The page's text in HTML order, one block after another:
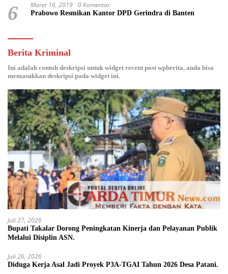
6 Maret 16, 2019 0 Komentar
Prabowo Resmikan Kantor DPD Gerindra di Banten
Berita Kriminal
Ini adalah contoh deskripsi untuk widget recent post wpberita, anda bisa
memasukkan deskripsi pada widget ini.
Juli 27, 2026
Bupati Takalar Dorong Peningkatan Kinerja dan Pelayanan Publik
Melalui Disiplin ASN.
Juli 26, 2026
Diduga Kerja Asal Jadi Proyek P3A-TGAI Tahun 2026 Desa Patani.